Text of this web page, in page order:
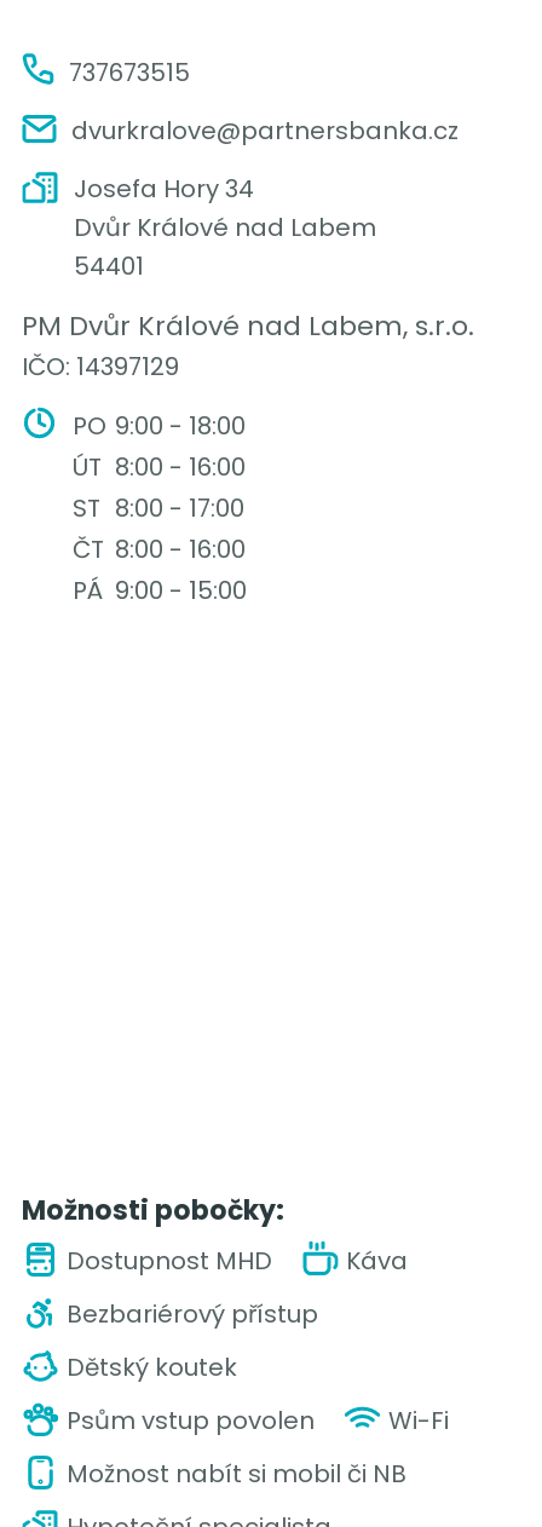
737673515
dvurkralove@partnersbanka.cz
Josefa Hory 34
Dvůr Králové nad Labem
54401
PM Dvůr Králové nad Labem, s.r.o.
IČO: 14397129
PO 9:00 - 18:00
ÚT 8:00 - 16:00
ST 8:00 - 17:00
ČT 8:00 - 16:00
PÁ 9:00 - 15:00
Možnosti pobočky:
Dostupnost MHD
Káva
Bezbariérový přístup
Dětský koutek
Psům vstup povolen
Wi-Fi
Možnost nabít si mobil či NB